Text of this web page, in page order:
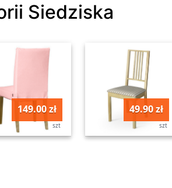
Siedziska
149.00 zł
szt
49.90 zł
szt